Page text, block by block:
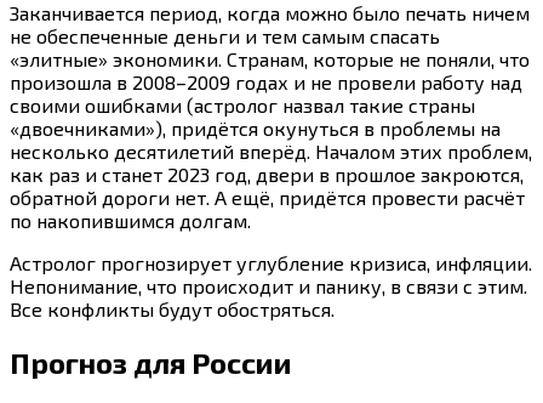
Заканчивается период, когда можно было печать ничем
не обеспеченные деньги и тем самым спасать
«элитные» экономики. Странам, которые не поняли, что
произошла в 2008–2009 годах и не провели работу над
своими ошибками (астролог назвал такие страны
«двоечниками»), придётся окунуться в проблемы на
несколько десятилетий вперёд. Началом этих проблем,
как раз и станет 2023 год, двери в прошлое закроются,
обратной дороги нет. А ещё, придётся провести расчёт
по накопившимся долгам.
Астролог прогнозирует углубление кризиса, инфляции.
Непонимание, что происходит и панику, в связи с этим.
Все конфликты будут обостряться.
Прогноз для России